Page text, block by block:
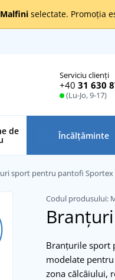
Malfini selectate. Promoția
Serviciu clienți
+40 31 630
(Lu-Jo, 9-17)
de Încălţăminte
sport pentru pantofi Sportex
Codul produsului:
Branțurile sport
modelate
zona călcâiului,